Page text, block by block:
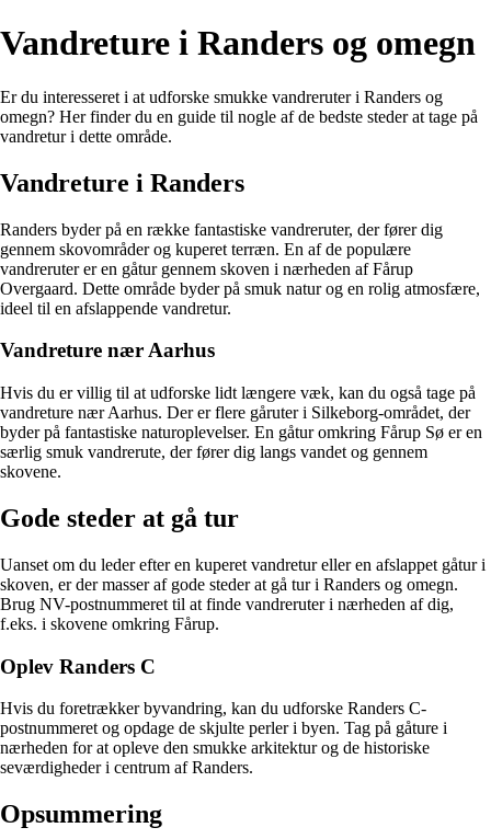
Vandreture i Randers og omegn
Er du interesseret i at udforske smukke vandreruter i Randers og
omegn? Her finder du en guide til nogle af de bedste steder at tage på
vandretur i dette område.
Vandreture i Randers
Randers byder på en række fantastiske vandreruter, der fører dig
gennem skovområder og kuperet terræn. En af de populære
vandreruter er en gåtur gennem skoven i nærheden af Fårup
Overgaard. Dette område byder på smuk natur og en rolig atmosfære,
ideel til en afslappende vandretur.
Vandreture nær Aarhus
Hvis du er villig til at udforske lidt længere væk, kan du også tage på
vandreture nær Aarhus. Der er flere gåruter i Silkeborg-området, der
byder på fantastiske naturoplevelser. En gåtur omkring Fårup Sø er en
særlig smuk vandrerute, der fører dig langs vandet og gennem
skovene.
Gode steder at gå tur
Uanset om du leder efter en kuperet vandretur eller en afslappet gåtur i
skoven, er der masser af gode steder at gå tur i Randers og omegn.
Brug NV-postnummeret til at finde vandreruter i nærheden af dig,
f.eks. i skovene omkring Fårup.
Oplev Randers C
Hvis du foretrækker byvandring, kan du udforske Randers C-
postnummeret og opdage de skjulte perler i byen. Tag på gåture i
nærheden for at opleve den smukke arkitektur og de historiske
seværdigheder i centrum af Randers.
Opsummering